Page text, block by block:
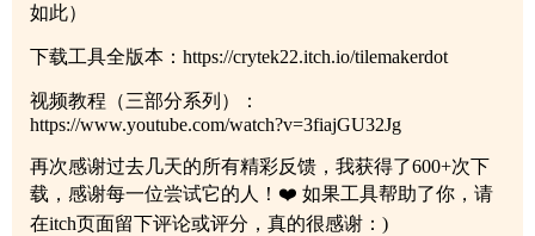
如此）
下载工具全版本：https://crytek22.itch.io/tilemakerdot
视频教程（三部分系列）：
https://www.youtube.com/watch?v=3fiajGU32Jg
再次感谢过去几天的所有精彩反馈，我获得了600+次下
载，感谢每一位尝试它的人！❤️ 如果工具帮助了你，请
在itch页面留下评论或评分，真的很感谢：)